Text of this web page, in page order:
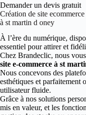
Demander un devis gratuit
Création de site ecommerce
à st martin d oney
À l’ère du numérique,
essentiel pour attirer et
Chez Brandeclic, nous
site e-commerce à st
Nous concevons des
esthétiques et parfaitement
utilisateur fluide.
Grâce à nos solutions
mis en valeur, et les